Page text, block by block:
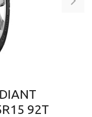
92T